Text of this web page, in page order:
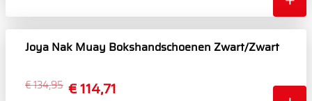
Joya Nak Muay Bokshandschoenen Zwart/Zwart
€ 114,71
€ 134,95